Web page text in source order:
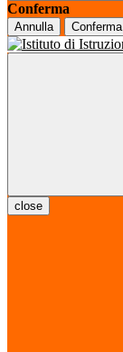
Conferma
Annulla Conferma
close